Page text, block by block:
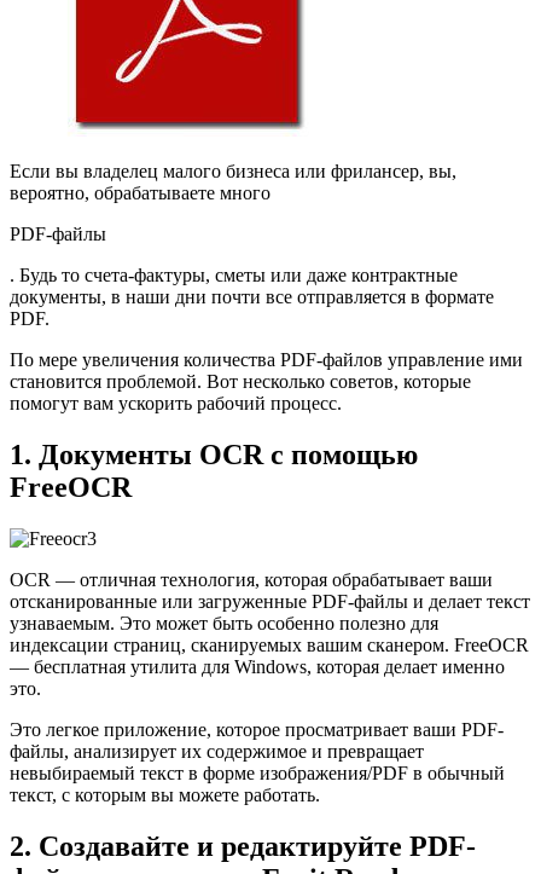
Если вы владелец малого бизнеса или фрилансер, вы,
вероятно, обрабатываете много
PDF-файлы
. Будь то счета-фактуры, сметы или даже контрактные
документы, в наши дни почти все отправляется в формате
PDF.
По мере увеличения количества PDF-файлов управление ими
становится проблемой. Вот несколько советов, которые
помогут вам ускорить рабочий процесс.
1. Документы OCR с помощью
FreeOCR
OCR — отличная технология, которая обрабатывает ваши
отсканированные или загруженные PDF-файлы и делает текст
узнаваемым. Это может быть особенно полезно для
индексации страниц, сканируемых вашим сканером. FreeOCR
— бесплатная утилита для Windows, которая делает именно
это.
Это легкое приложение, которое просматривает ваши PDF-
файлы, анализирует их содержимое и превращает
невыбираемый текст в форме изображения/PDF в обычный
текст, с которым вы можете работать.
2. Создавайте и редактируйте PDF-